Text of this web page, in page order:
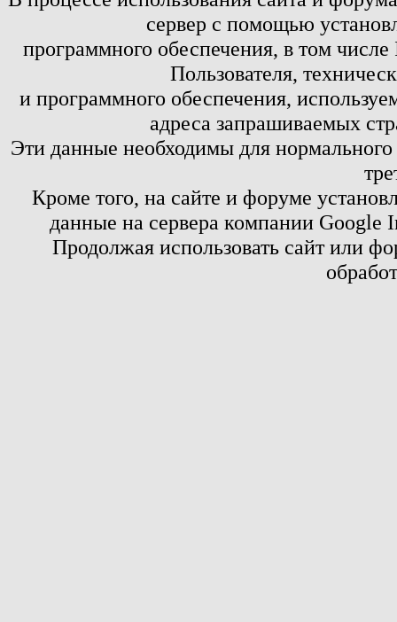
сервер с помощью
программного обеспечения, в том
Пользователя,
и программного обеспечения,
адреса запрашиваемых
Эти данные необходимы для
Кроме того, на сайте и форуме
данные на сервера компании
Продолжая использовать сайт или